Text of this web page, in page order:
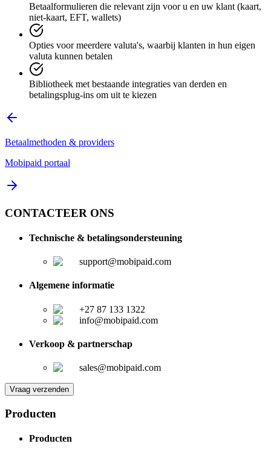
Betaalformulieren die relevant zijn voor u en uw klant (kaart,
niet-kaart, EFT, wallets)
Opties voor meerdere valuta's, waarbij klanten in hun eigen
valuta kunnen betalen
Bibliotheek met bestaande integraties van derden en
betalingsplug-ins om uit te kiezen
Betaalmethoden & providers
Mobipaid portaal
CONTACTEER ONS
Technische & betalingsondersteuning
support@mobipaid.com
Algemene informatie
+27 87 133 1322
info@mobipaid.com
Verkoop & partnerschap
sales@mobipaid.com
Vraag verzenden
Producten
Producten